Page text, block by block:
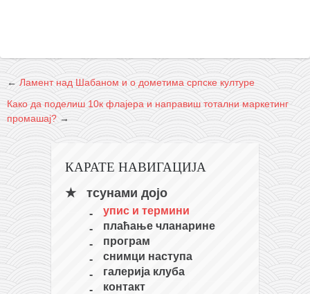
← Ламент над Шабаном и о дометима српске културе
Како да поделиш 10к флајера и направиш тотални маркетинг
промашај? →
КАРАТЕ НАВИГАЦИЈА
тсунами дојо
упис и термини
плаћање чланарине
програм
снимци наступа
галерија клуба
контакт